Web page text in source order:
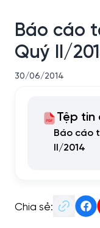
Báo cáo
Quý II/
30/06/2014
Tệp tin
Báo cáo
II/2014
Chia sẻ: